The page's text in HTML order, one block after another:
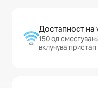
Достапност на
150 од
вклучува